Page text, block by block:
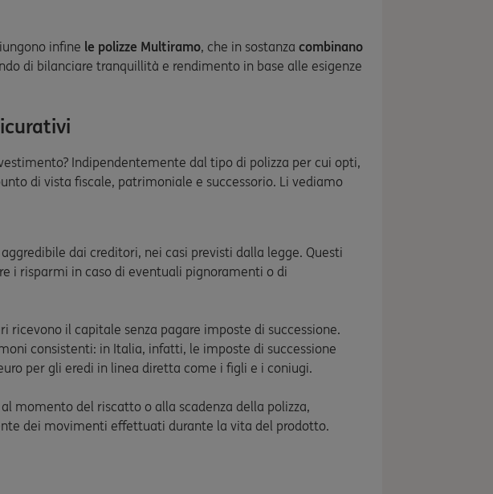
infine le polizze Multiramo, che in sostanza combinano
di bilanciare tranquillità e rendimento in base alle esigenze
Indipendentemente dal tipo di polizza per cui opti,
di vista fiscale, patrimoniale e successorio. Li vediamo
dai creditori, nei casi previsti dalla legge. Questi
i risparmi in caso di eventuali pignoramenti o di
ricevono il capitale senza pagare imposte di successione.
consistenti: in Italia, infatti, le imposte di successione
per gli eredi in linea diretta come i figli e i coniugi.
momento del riscatto o alla scadenza della polizza,
dei movimenti effettuati durante la vita del prodotto.